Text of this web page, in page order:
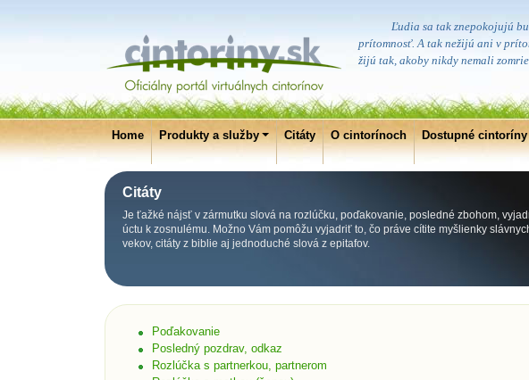
Ľudia sa tak znepokojujú
prítomnosť. A tak nežijú ani v
žijú tak, akoby nikdy nemali
Home Produkty a služby Citáty O cintorínoch Dostupné cintoríny
Citáty
Je ťažké nájsť v zármutku slová na rozlúčku, poďakovanie, posledné zbohom,
úctu k zosnulému. Možno Vám pomôžu vyjadriť to, čo práve cítite myšlienky
vekov, citáty z biblie aj jednoduché slová z epitafov.
Poďakovanie
Posledný pozdrav, odkaz
Rozlúčka s partnerkou, partnerom